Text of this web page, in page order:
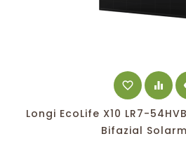
favorite_border equalizer
Longi EcoLife X10 LR7-
Bifazial